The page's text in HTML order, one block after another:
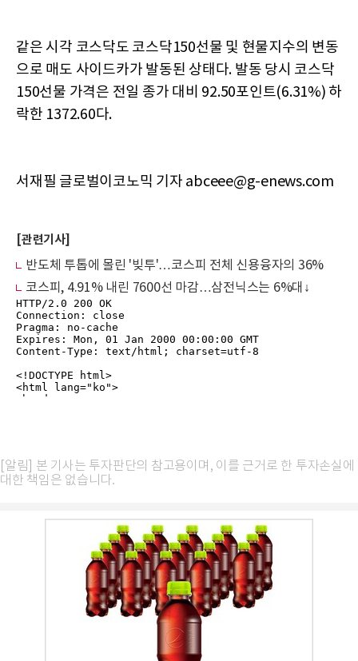
같은 시각 코스닥도 코스닥150선물 및 현물지수의 변동
으로 매도 사이드카가 발동된 상태다. 발동 당시 코스닥
150선물 가격은 전일 종가 대비 92.50포인트(6.31%) 하
락한 1372.60다.
서재필 글로벌이코노믹 기자 abceee@g-enews.com
[관련기사]
반도체 투톱에 몰린 '빚투'…코스피 전체 신용융자의 36%
코스피, 4.91% 내린 7600선 마감…삼전닉스는 6%대↓
[알림] 본 기사는 투자판단의 참고용이며, 이를 근거로 한 투자손실에
대한 책임은 없습니다.